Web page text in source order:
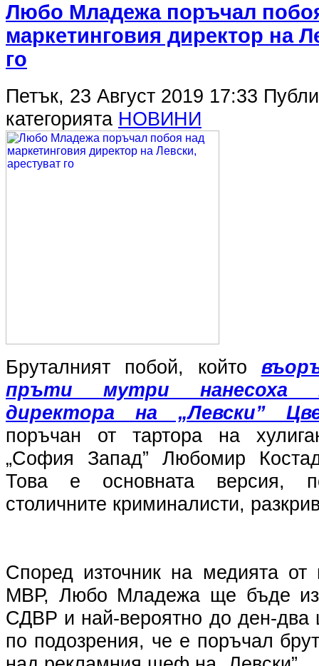
Любо Младежа поръчал
маркетинговия директор на
го
Петък, 23 Август 2019 17:33
категорията НОВИНИ
Бруталният побой, който
пръти мутри нанесоха
директора на „Левски”
поръчан от тартора на
„София Запад” Любомир
Това е основната версия,
столичните криминалисти,
Според източник на медията от
МВР, Любо Младежа ще бъде
СДВР и най-вероятно до ден-два
по подозрения, че е поръчал